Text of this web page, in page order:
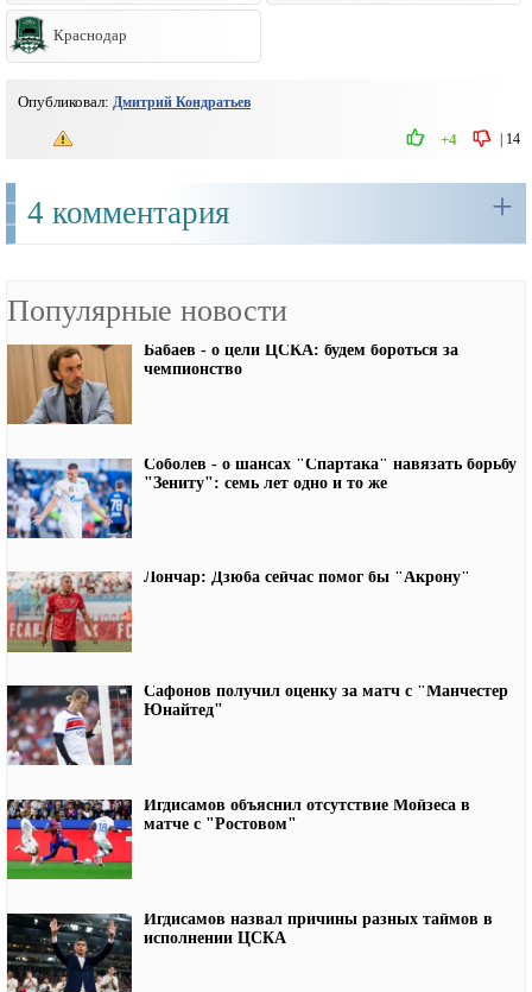
Краснодар
Опубликовал: Дмитрий Кондратьев
14
+4
4 комментария +
Популярные новости
Бабаев - о цели ЦСКА: будем бороться за
чемпионство
Соболев - о шансах "Спартака" навязать борьбу
"Зениту": семь лет одно и то же
Лончар: Дзюба сейчас помог бы "Акрону"
Сафонов получил оценку за матч с "Манчестер
Юнайтед"
Игдисамов объяснил отсутствие Мойзеса в
матче с "Ростовом"
Игдисамов назвал причины разных таймов в
исполнении ЦСКА